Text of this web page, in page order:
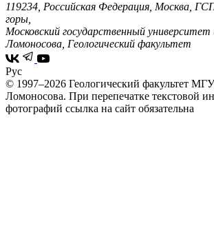
119234, Российская Федерация, Москва,
горы,
Московский государственный
Ломоносова, Геологический факультет
Рус
© 1997–2026 Геологический факультет
Ломоносова. При перепечатке текстовой
фотографий ссылка на сайт обязательна